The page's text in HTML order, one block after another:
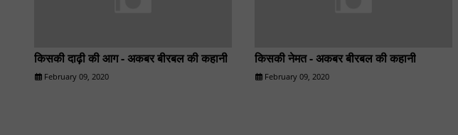
किसकी दाढ़ी की आग - अकबर बीरबल की कहानी
February 09, 2020
किसकी नेमत - अकबर बीरबल की कहानी
February 09, 2020